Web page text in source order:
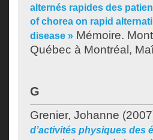
alternés rapides des
of chorea on rapid
disease » Mémoire.
Québec à Montréal,
G
Grenier, Johanne
d’activités physiques des